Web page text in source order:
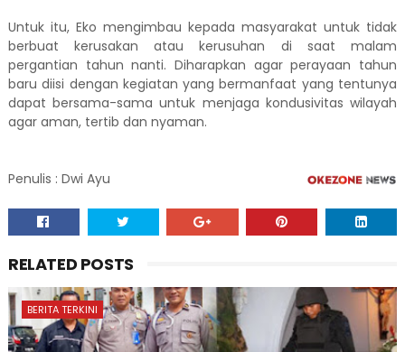
Untuk itu, Eko mengimbau kepada masyarakat untuk tidak
berbuat kerusakan atau kerusuhan di saat malam
pergantian tahun nanti. Diharapkan agar perayaan tahun
baru diisi dengan kegiatan yang bermanfaat yang tentunya
dapat bersama-sama untuk menjaga kondusivitas wilayah
agar aman, tertib dan nyaman.
Penulis : Dwi Ayu
RELATED POSTS
BERITA TERKINI